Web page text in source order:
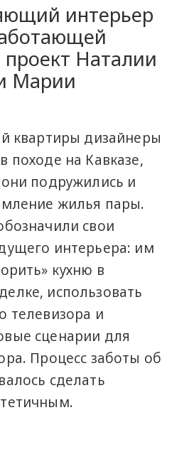
интерьер
Наталии
Марии
квартиры дизайнеры
походе на Кавказе,
подружились и
жилья пары.
свои
интерьера: им
кухню в
использовать
телевизора и
сценарии для
Процесс заботы об
сделать